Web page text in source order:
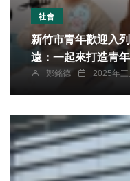
社會
新竹市青年歡迎入列
遠：一起來打造青
鄭銘德 2025年三